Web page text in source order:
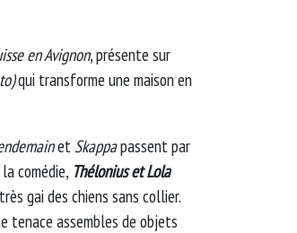
en Avignon, présente sur
qui transforme une maison en
et Skappapassent par
comédie, Thélonius et Lola
gai des chiens sans collier.
tenace assembles de objets